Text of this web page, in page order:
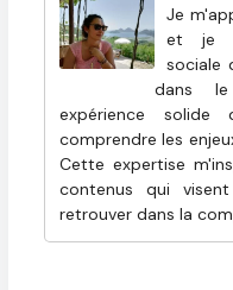
Je
et je
sociale
dans
expérience
comprendre les
Cette expertise
contenus qui
retrouver dans la